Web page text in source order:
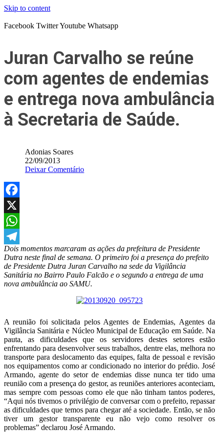
Skip to content
Facebook TwitterYoutube Whatsapp
Juran Carvalho se reúne
com agentes de endemias
e entrega nova ambulância
à Secretaria de Saúde.
Adonias Soares
22/09/2013
Deixar Comentário
Facebook
X
WhatsApp
Telegram
Dois momentos marcaram as ações da prefeitura de Presidente
Dutra neste final de semana. O primeiro foi a presença do prefeito
de Presidente Dutra Juran Carvalho na sede da Vigilância
Sanitária no Bairro Paulo Falcão e o segundo a entrega de uma
nova ambulância ao SAMU.
A reunião foi solicitada pelos Agentes de Endemias, Agentes da
Vigilância Sanitária e Núcleo Municipal de Educação em Saúde. Na
pauta, as dificuldades que os servidores destes setores estão
enfrentando para desenvolver seus trabalhos, dentre elas, melhora no
transporte para deslocamento das equipes, falta de pessoal e revisão
nos equipamentos como ar condicionado no interior do prédio. José
Armando, agente do setor de endemias disse nunca ter tido uma
reunião com a presença do gestor, as reuniões anteriores aconteciam,
mas sempre com pessoas como ele que não tinham tantos poderes,
“Aqui nós tivemos o privilégio de conversar com o prefeito, repassar
as dificuldades que temos para chegar até a sociedade. Então, se não
tiver um gestor transparente eu não vejo como resolver os
problemas” declarou José Armando.